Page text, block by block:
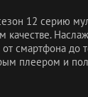
12 серию
качестве.
смартфона до
плеером и